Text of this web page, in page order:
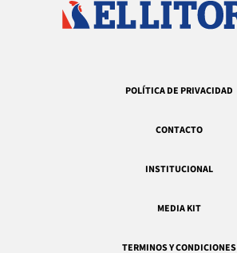
POLÍTICA DE PRIVACIDAD
CONTACTO
INSTITUCIONAL
MEDIA KIT
TERMINOS Y CONDICIONES